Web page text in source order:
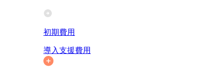
初期費用
導入支援費用